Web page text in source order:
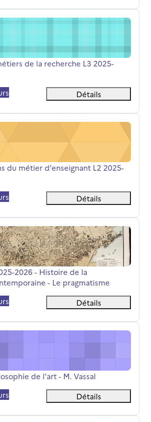
de la recherche L3 2025-2026
de la recherche L3 2025-
Détails
du métier d'enseignant L2 2025-2026
du métier d'enseignant L2 2025-
Détails
2026 - Histoire de la philosophie
2026 - Histoire de la
- Le pragmatisme
Détails
de l'art - M. Vassal
de l'art - M. Vassal
Détails